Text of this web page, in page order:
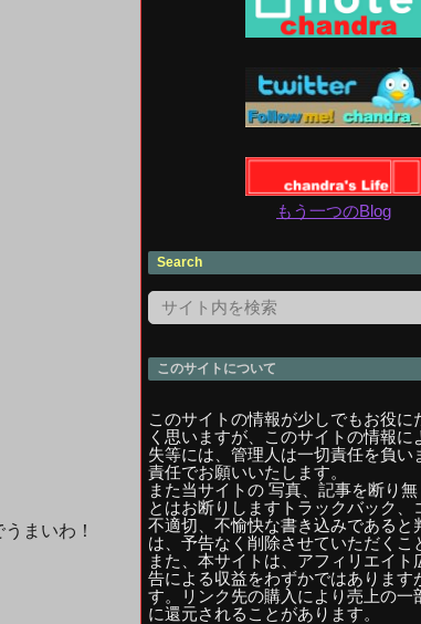
まいわ！
もう一つのBlog
Search
このサイトについて
このサイトの情報が少しでもお役に
く思いますが、このサイトの情報に
失等には、管理人は一切責任を負い
責任でお願いいたします。
また当サイトの 写真、記事を断り無
とはお断りしますトラックバック、
不適切、不愉快な書き込みであると
は、予告なく削除させていただくこ
また、本サイトは、アフィリエイト
告による収益をわずかではあります
す。リンク先の購入により売上の一
に還元されることがあります。